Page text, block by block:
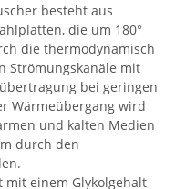
besteht aus
die um 180°
die thermodynamisch
Strömungskanäle mit
bei geringen
Wärmeübergang wird
und kalten Medien
durch den
mit einem Glykolgehalt